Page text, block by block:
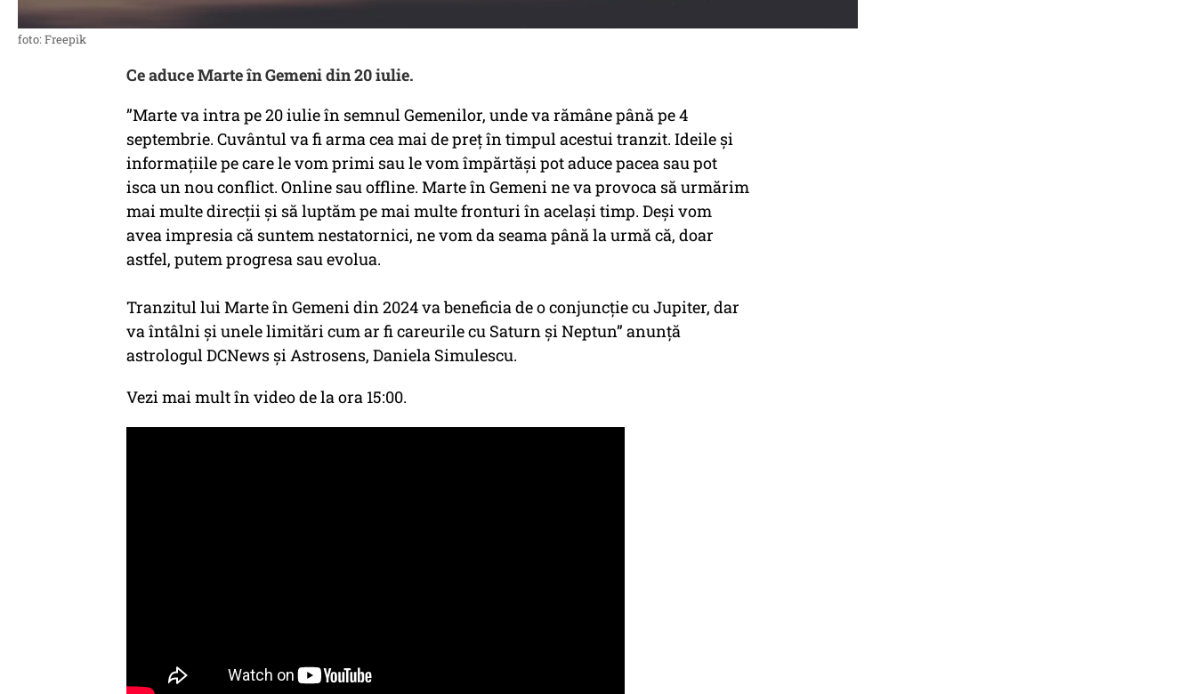
foto: Freepik
Ce aduce Marte în Gemeni din 20 iulie.
”Marte va intra pe 20 iulie în semnul Gemenilor, unde va rămâne până pe 4
septembrie. Cuvântul va fi arma cea mai de preț în timpul acestui tranzit. Ideile și
informațiile pe care le vom primi sau le vom împărtăși pot aduce pacea sau pot
isca un nou conflict. Online sau offline. Marte în Gemeni ne va provoca să urmărim
mai multe direcții și să luptăm pe mai multe fronturi în același timp. Deși vom
avea impresia că suntem nestatornici, ne vom da seama până la urmă că, doar
astfel, putem progresa sau evolua.
Tranzitul lui Marte în Gemeni din 2024 va beneficia de o conjuncție cu Jupiter, dar
va întâlni și unele limitări cum ar fi careurile cu Saturn și Neptun” anunță
astrologul DCNews și Astrosens, Daniela Simulescu.
Vezi mai mult în video de la ora 15:00.